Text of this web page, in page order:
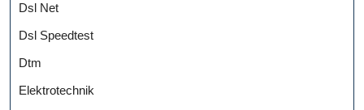
Dsl Net
Dsl Speedtest
Dtm
Elektrotechnik